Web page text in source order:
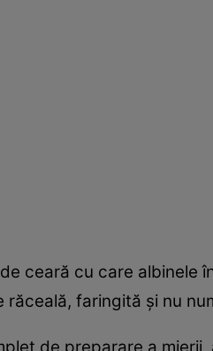
ceară cu care albinele
răceală, faringită şi nu